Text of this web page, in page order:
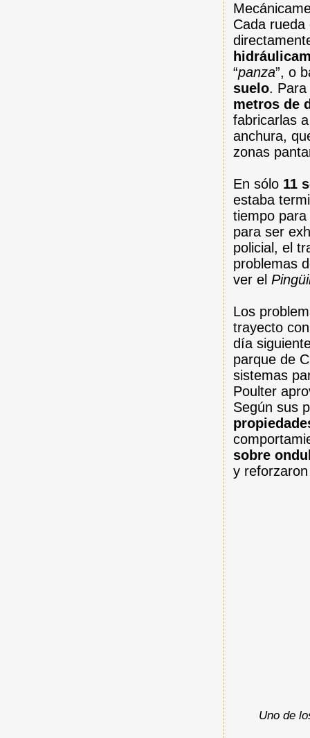
Cada
“panza”, o
suelo.
metros de
fabricarlas
anchura,
zonas
En sólo 11
estaba
tiempo
para ser
policial, el
problemas
ver el
Los
trayecto
día
parque de
sistemas
Poulter
Según sus
sobre
y
Uno de